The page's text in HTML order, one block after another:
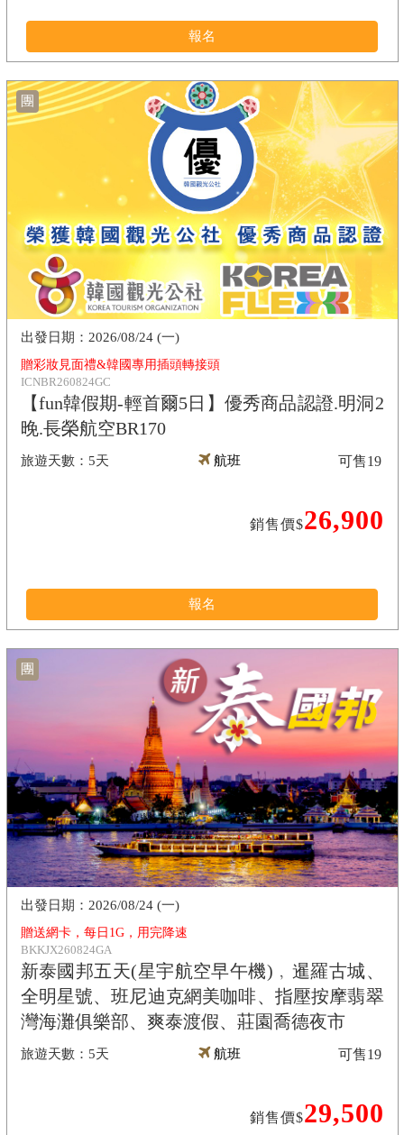
報名
團
贈彩妝見面禮&韓國專用插頭轉接頭
ICNBR260824GC
【fun韓假期-輕首爾5日】優秀商品認證.明洞2
晚.長榮航空BR170
5天
2026/08/24 (一)
航班
銷售價$26,900
可售19
報名
團
贈送網卡，每日1G，用完降速
BKKJX260824GA
新泰國邦五天(星宇航空早午機)﹐暹羅古城、
全明星號、班尼迪克網美咖啡、指壓按摩翡翠
灣海灘俱樂部、爽泰渡假、莊園喬德夜市
5天
2026/08/24 (一)
航班
銷售價$29,500
可售19